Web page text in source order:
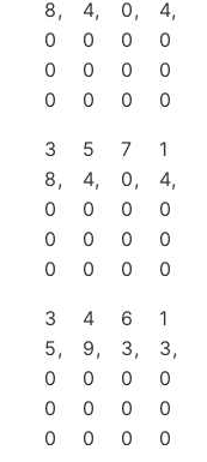
8,
0
0
0
4,
0
0
0
0,
0
0
0
4,
0
0
0
3
8,
0
0
0
5
4,
0
0
0
7
0,
0
0
0
1
4,
0
0
0
3
5,
0
0
0
4
9,
0
0
0
6
3,
0
0
0
1
3,
0
0
0